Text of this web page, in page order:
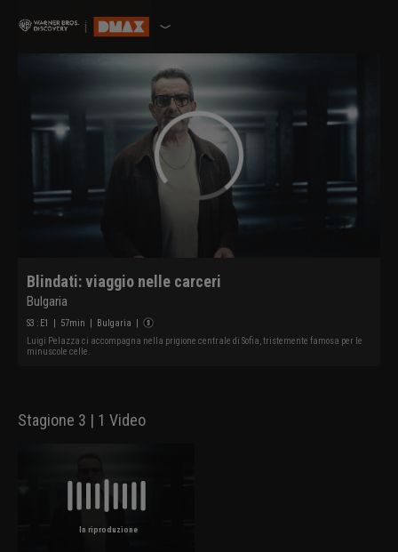
Blindati: viaggio nelle carceri
Bulgaria
S3 : E1 | 57min | Bulgaria |
Luigi Pelazza ci accompagna nella prigione centrale di Sofia, tristemente famosa per le
minuscole celle.
Stagione 3 | 1 Video
In riproduzione